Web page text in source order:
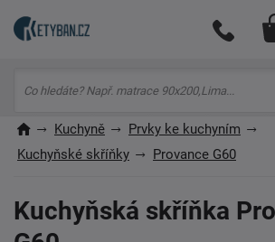
Kuchyně
Prvky ke kuchyním
Kuchyňské skříňky
Provance G60
Kuchyňská skříňka